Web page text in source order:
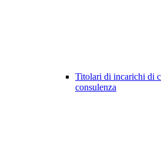
Titolari di incarichi di
consulenza